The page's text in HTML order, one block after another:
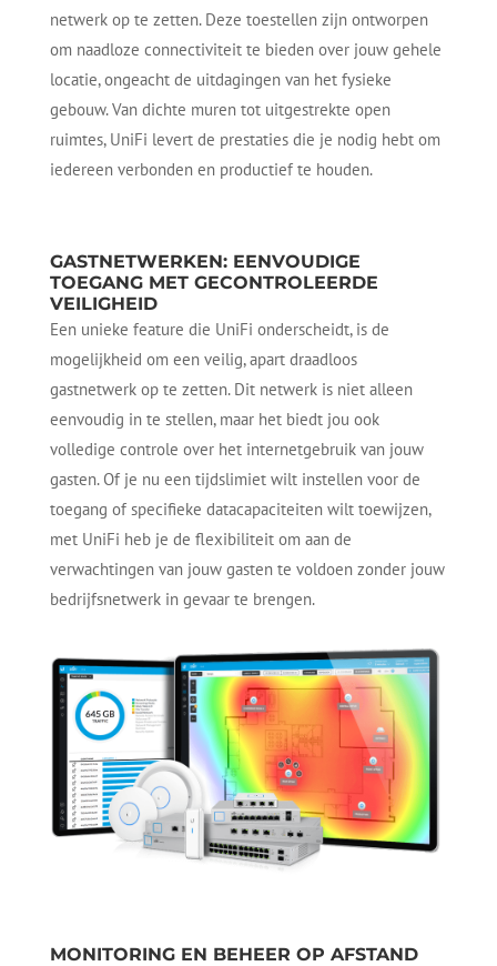
netwerk op te zetten. Deze toestellen zijn ontworpen
om naadloze connectiviteit te bieden over jouw gehele
locatie, ongeacht de uitdagingen van het fysieke
gebouw. Van dichte muren tot uitgestrekte open
ruimtes, UniFi levert de prestaties die je nodig hebt om
iedereen verbonden en productief te houden.
GASTNETWERKEN: EENVOUDIGE
TOEGANG MET GECONTROLEERDE
VEILIGHEID
Een unieke feature die UniFi onderscheidt, is de
mogelijkheid om een veilig, apart draadloos
gastnetwerk op te zetten. Dit netwerk is niet alleen
eenvoudig in te stellen, maar het biedt jou ook
volledige controle over het internetgebruik van jouw
gasten. Of je nu een tijdslimiet wilt instellen voor de
toegang of specifieke datacapaciteiten wilt toewijzen,
met UniFi heb je de flexibiliteit om aan de
verwachtingen van jouw gasten te voldoen zonder jouw
bedrijfsnetwerk in gevaar te brengen.
MONITORING EN BEHEER OP AFSTAND